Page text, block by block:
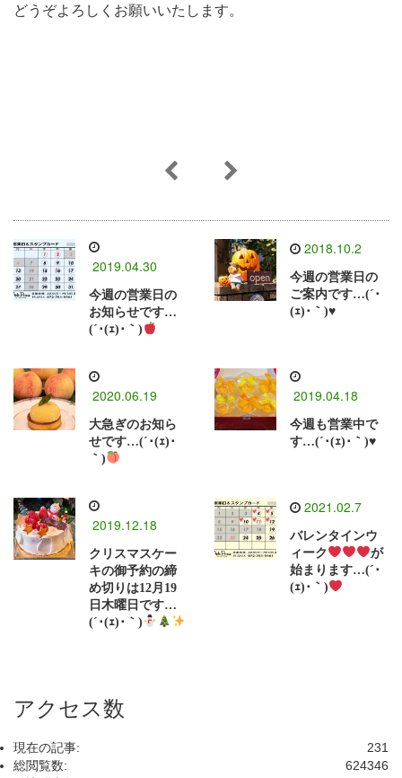
どうぞよろしくお願いいたします。
2019.04.30
今週の営業日の
お知らせです…
(´･(ｪ)･｀)
2018.10.2
今週の営業日の
ご案内です…(´･
(ｪ)･｀)♥
2020.06.19
大急ぎのお知ら
せです…(´･(ｪ)･
｀)
2019.04.18
今週も営業中で
す…(´･(ｪ)･｀)♥
2019.12.18
クリスマスケー
キの御予約の締
め切りは12月19
日木曜日です…
(´･(ｪ)･｀)
2021.02.7
バレンタインウ
ィーク
が
始まります…(´･
(ｪ)･｀)
アクセス数
231
現在の記事:
624346
総閲覧数: